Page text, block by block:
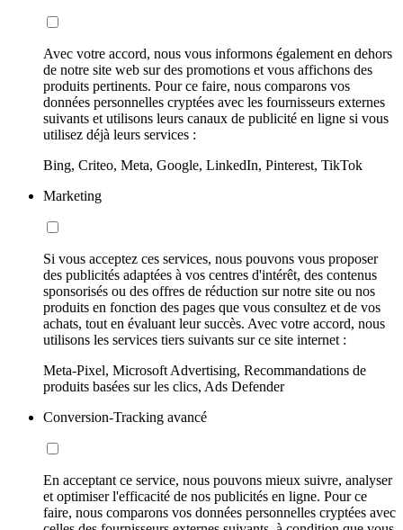
Avec votre accord, nous vous informons également en dehors
de notre site web sur des promotions et vous affichons des
produits pertinents. Pour ce faire, nous comparons vos
données personnelles cryptées avec les fournisseurs externes
suivants et utilisons leurs canaux de publicité en ligne si vous
utilisez déjà leurs services :
Bing, Criteo, Meta, Google, LinkedIn, Pinterest, TikTok
Marketing
Si vous acceptez ces services, nous pouvons vous proposer
des publicités adaptées à vos centres d'intérêt, des contenus
sponsorisés ou des offres de réduction sur notre site ou nos
produits en fonction des pages que vous consultez et de vos
achats, tout en évaluant leur succès. Avec votre accord, nous
utilisons les services tiers suivants sur ce site internet :
Meta-Pixel, Microsoft Advertising, Recommandations de
produits basées sur les clics, Ads Defender
Conversion-Tracking avancé
En acceptant ce service, nous pouvons mieux suivre, analyser
et optimiser l'efficacité de nos publicités en ligne. Pour ce
faire, nous comparons vos données personnelles cryptées avec